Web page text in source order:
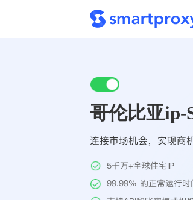
哥伦比亚ip-
连接市场机会，实现商
5千万+全球住宅IP
99.99% 的正常运行时